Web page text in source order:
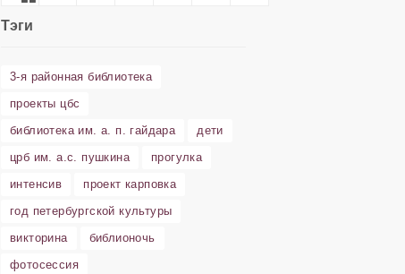
Тэги
3-я районная библиотека
проекты цбс
библиотека им. а. п. гайдара
дети
црб им. а.с. пушкина
прогулка
интенсив
проект карповка
год петербургской культуры
викторина
библионочь
фотосессия